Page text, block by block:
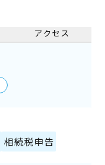
アクセス
相続税申告